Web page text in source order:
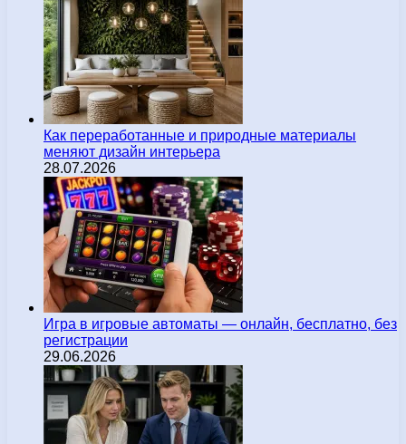
Как переработанные и природные материалы
меняют дизайн интерьера
28.07.2026
Игра в игровые автоматы — онлайн, бесплатно, без
регистрации
29.06.2026